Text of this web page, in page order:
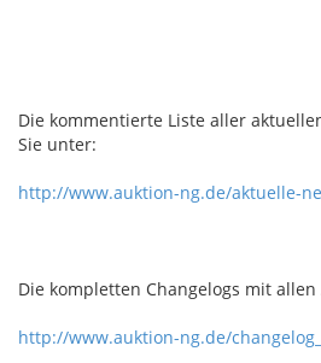
Die kommentierte Liste aller
Sie unter:
http://www.auktion-ng.de/aktuelle-
Die kompletten Changelogs mit
http://www.auktion-ng.de/